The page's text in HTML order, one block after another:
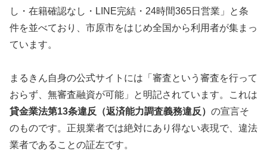
し・在籍確認なし・LINE完結・24時間365日営業」と条
件を並べており、市原市をはじめ全国から利用者が集まっ
ています。
まるきん自身の公式サイトには「審査という審査を行って
おらず、無審査融資が可能」と明記されています。これは
貸金業法第13条違反（返済能力調査義務違反） の宣言そ
のものです。正規業者では絶対にあり得ない表現で、違法
業者であることの証左です。